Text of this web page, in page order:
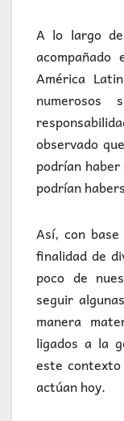
A lo largo
América
observado
podrían
podrían
Así, con
finalidad de
poco de
seguir
manera
ligados a la
este contexto
actúan hoy.